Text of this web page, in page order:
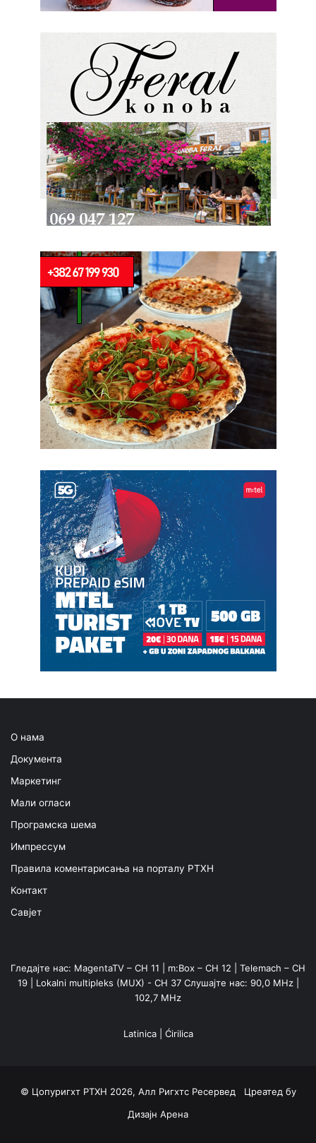
О нама
Документа
Маркетинг
Мали огласи
Програмска шема
Импрессум
Правила коментарисања на порталу РТХН
Контакт
Савјет
Гледајте нас: MagentaTV – CH 11 | m:Box – CH 12 | Telemach – CH
19 | Lokalni multipleks (MUX) - CH 37 Слушајте нас: 90,0 MHz |
102,7 MHz
Latinica| Ćirilica
© Цопyригхт РТХН 2026, Алл Ригхтс Ресервед Цреатед бy
Дизајн Арена